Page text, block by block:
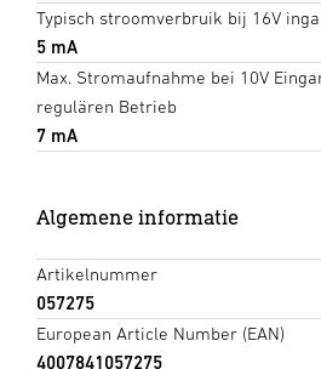
Typisch stroomverbruik bij 16V
5 mA
Max. Stromaufnahme bei 10V
regulären Betrieb
7 mA
Algemene informatie
Artikelnummer
057275
European Article Number (EAN)
4007841057275